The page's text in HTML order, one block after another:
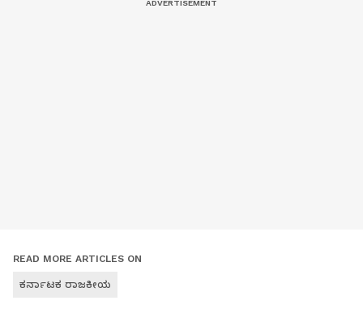
READ MORE ARTICLES ON
ಕರ್ನಾಟಕ ರಾಜಕೀಯ